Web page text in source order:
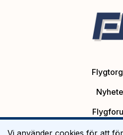
Vi använder cookies för att